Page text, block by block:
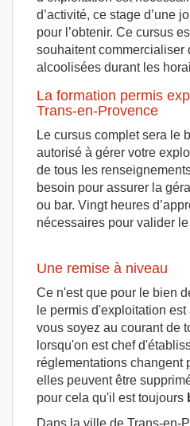
d’activité, ce stage d’une
pour l’obtenir. Ce cursus
souhaitent commercialiser
alcoolisées durant les
La formation permis
Trans-en-Provence
Le cursus complet sera le
autorisé à gérer votre
de tous les
besoin pour assurer la
ou bar. Vingt heures
nécessaires pour valider
Une remise à niveau
Ce n'est que pour le bien
le permis d'exploitation
vous soyez au courant de
lorsqu'on est chef
réglementations changent
elles peuvent être
pour cela qu'il est toujours
Dans la ville de Trans-en-